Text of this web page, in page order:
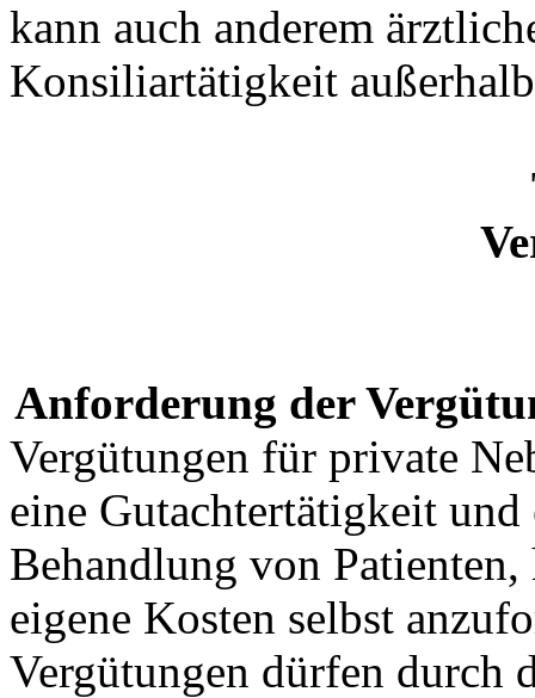
kann auch anderem
Konsiliartätigkeit
Anforderung der
Vergütungen für private
eine Gutachtertätigkeit
Behandlung von Patienten,
eigene Kosten selbst
Vergütungen dürfen durch